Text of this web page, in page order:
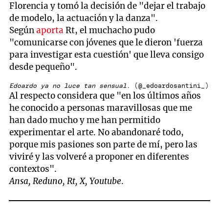
Florencia y tomó la decisión de "dejar el trabajo
de modelo, la actuación y la danza".
SegúnaportaRt, el muchacho pudo
"comunicarse con jóvenes que le dieron 'fuerza
para investigar esta cuestión' que lleva consigo
desde pequeño".
Edoardo ya no luce tan sensual . (@_edoardosantini_)
Al respecto considera que "en los últimos años
he conocido a personas maravillosas que me
han dado mucho y me han permitido
experimentar el arte. No abandonaré todo,
porque mis pasiones son parte de mí, pero las
viviré y las volveré a proponer en diferentes
contextos".
Ansa, Reduno, Rt, X, Youtube.